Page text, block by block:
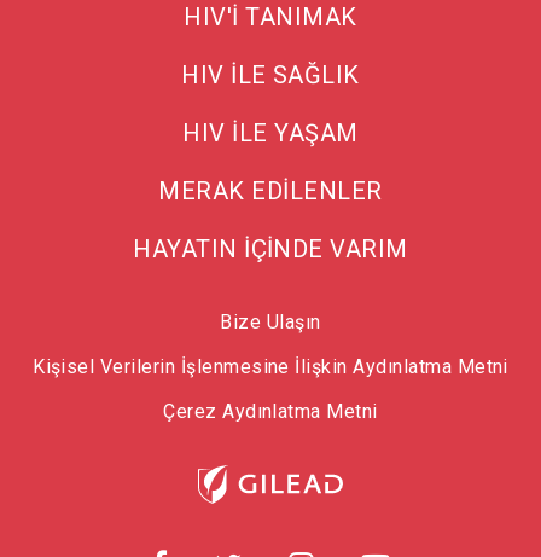
HIV'İ TANIMAK
HIV İLE SAĞLIK
HIV İLE YAŞAM
MERAK EDİLENLER
HAYATIN İÇİNDE VARIM
Bize Ulaşın
Kişisel Verilerin İşlenmesine İlişkin Aydınlatma Metni
Çerez Aydınlatma Metni